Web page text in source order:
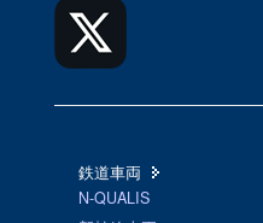
鉄道車両
N-QUALIS